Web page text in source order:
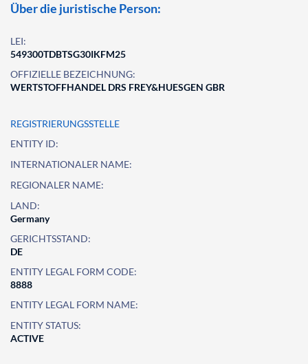
Über die juristische Person:
LEI:
549300TDBTSG30IKFM25
OFFIZIELLE BEZEICHNUNG:
WERTSTOFFHANDEL DRS FREY&HUESGEN GBR
REGISTRIERUNGSSTELLE
ENTITY ID:
INTERNATIONALER NAME:
REGIONALER NAME:
LAND:
Germany
GERICHTSSTAND:
DE
ENTITY LEGAL FORM CODE:
8888
ENTITY LEGAL FORM NAME:
ENTITY STATUS:
ACTIVE